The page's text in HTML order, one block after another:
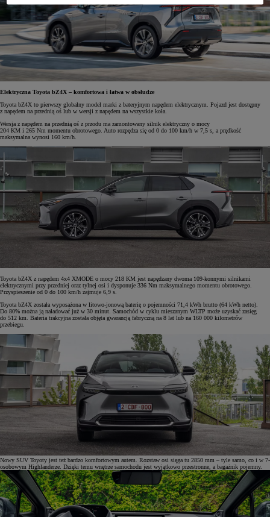
Elektryczna Toyota bZ4X – komfortowa i łatwa w obsłudze
Toyota bZ4X to pierwszy globalny model marki z bateryjnym napędem elektrycznym. Pojazd jest dostępny
z napędem na przednią oś lub w wersji z napędem na wszystkie koła.
Wersja z napędem na przednią oś z przodu ma zamontowany silnik elektryczny o mocy
204 KM i 265 Nm momentu obrotowego. Auto rozpędza się od 0 do 100 km/h w 7,5 s, a prędkość
maksymalna wynosi 160 km/h.
Toyota bZ4X z napędem 4x4 XMODE o mocy 218 KM jest napędzany dwoma 109-konnymi silnikami
elektrycznymi przy przedniej oraz tylnej osi i dysponuje 336 Nm maksymalnego momentu obrotowego.
Przyspieszenie od 0 do 100 km/h zajmuje 6,9 s.
Toyota bZ4X została wyposażona w litowo-jonową baterię o pojemności 71,4 kWh brutto (64 kWh netto).
Do 80% można ją naładować już w 30 minut. Samochód w cyklu mieszanym WLTP może uzyskać zasięg
do 512 km. Bateria trakcyjna została objęta gwarancją fabryczną na 8 lat lub na 160 000 kilometrów
przebiegu.
Nowy SUV Toyoty jest też bardzo komfortowym autem. Rozstaw osi sięga tu 2850 mm – tyle samo, co i w 7-
osobowym Highlanderze. Dzięki temu wnętrze samochodu jest wyjątkowo przestronne, a bagażnik pojemny.